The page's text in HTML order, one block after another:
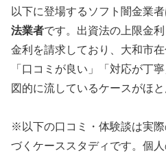
以下に登場するソフト闇金業
法業者です。出資法の上限金
金利を請求しており、大和市
「口コミが良い」「対応が丁
図的に流しているケースがほと
※以下の口コミ・体験談は実
づくケーススタディです。個